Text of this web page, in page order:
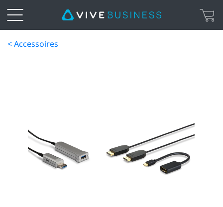
< Accessoires